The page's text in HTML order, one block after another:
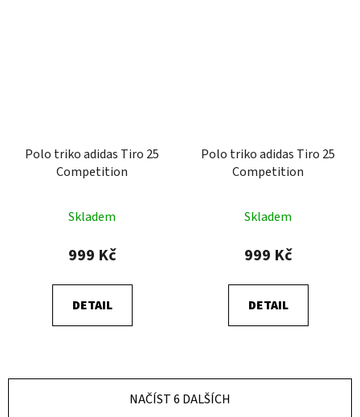
Polo triko adidas Tiro 25
Competition
Skladem
999 Kč
DETAIL
Polo triko adidas Tiro 25
Competition
Skladem
999 Kč
DETAIL
NAČÍST 6 DALŠÍCH